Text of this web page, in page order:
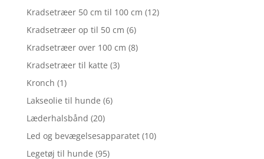
Kradsetræer 50 cm til 100 cm (12)
Kradsetræer op til 50 cm (6)
Kradsetræer over 100 cm (8)
Kradsetræer til katte (3)
Kronch (1)
Lakseolie til hunde (6)
Læderhalsbånd (20)
Led og bevægelsesapparatet (10)
Legetøj til hunde (95)